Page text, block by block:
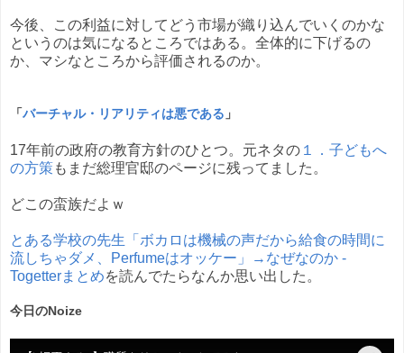
今後、この利益に対してどう市場が織り込んでいくのかな
というのは気になるところではある。全体的に下げるの
か、マシなところから評価されるのか。
「バーチャル・リアリティは悪である 」
17年前の政府の教育方針のひとつ。元ネタの １．子どもへ
の方策もまだ総理官邸のページに残ってました。
どこの蛮族だよｗ
とある学校の先生「ボカロは機械の声だから給食の時間に
流しちゃダメ、Perfumeはオッケー」→なぜなのか -
Togetterまとめを読んでたらなんか思い出した。
今日のNoize